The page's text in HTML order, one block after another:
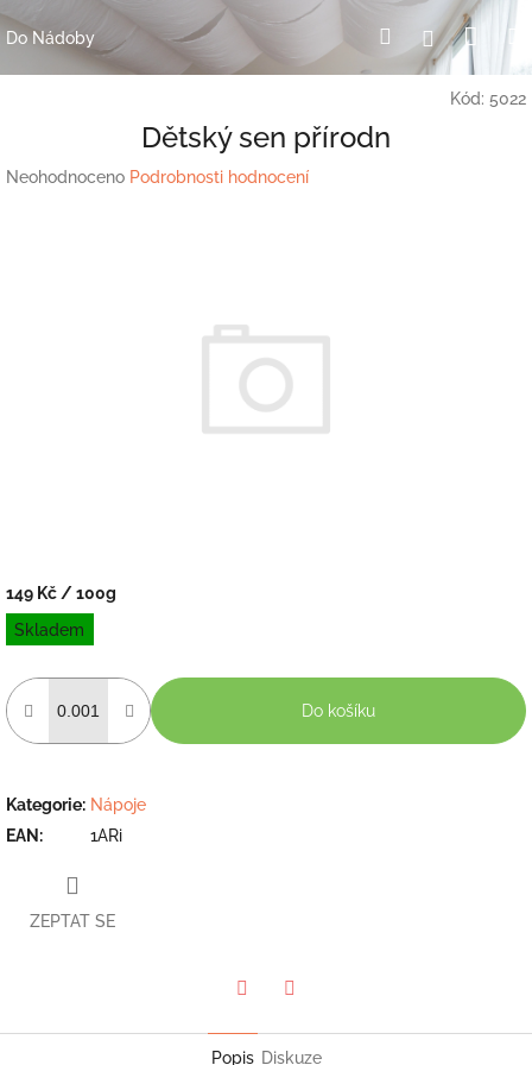
Přejít
naDo Nádoby HledatPřihlášení
Kód: 5022
Dětský sen přírodn
Průměrné
Neohodnoceno Podrobnosti hodnocení
149 Kč / 100g
Měrná
cena:
Skladem
Do košíku
Kategorie: Nápoje
EAN : 1ARi
ZEPTAT SE
Popis Diskuze